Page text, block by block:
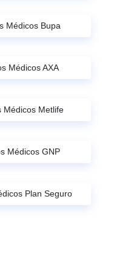
Médicos Bupa
Médicos AXA
Médicos Metlife
Médicos GNP
Plan Seguro